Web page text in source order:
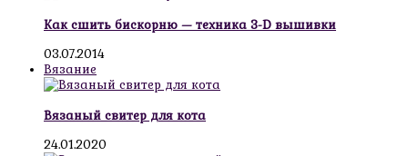
Как сшить бискорню — техника 3-D вышивки
03.07.2014
Вязание
Вязаный свитер для кота
24.01.2020